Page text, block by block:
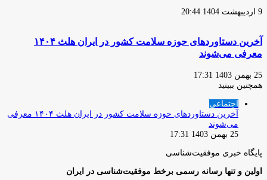
9 اردیبهشت 1404 20:44
آخرین دستاوردهای حوزه سلامت کشور در ایران هلث ۱۴۰۴
معرفی می‌شوند
25 بهمن 1403 17:31
همچنین ببینید
اجتماعی
آخرین دستاوردهای حوزه سلامت کشور در ایران هلث ۱۴۰۴ معرفی
می‌شوند
25 بهمن 1403 17:31
پایگاه‌ خبری موفقیت‌شناسی
اولین و تنها رسانه رسمی برخط موفقیت‌شناسی در ایران